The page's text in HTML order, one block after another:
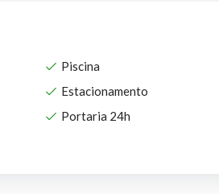
Piscina
Estacionamento
Portaria 24h